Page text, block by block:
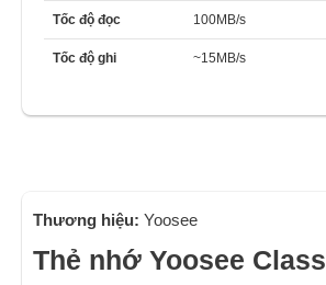
Tốc độ đọc 100MB/s
Tốc độ ghi ~15MB/s
Thương hiệu: Yoosee
Thẻ nhớ Yoosee Class